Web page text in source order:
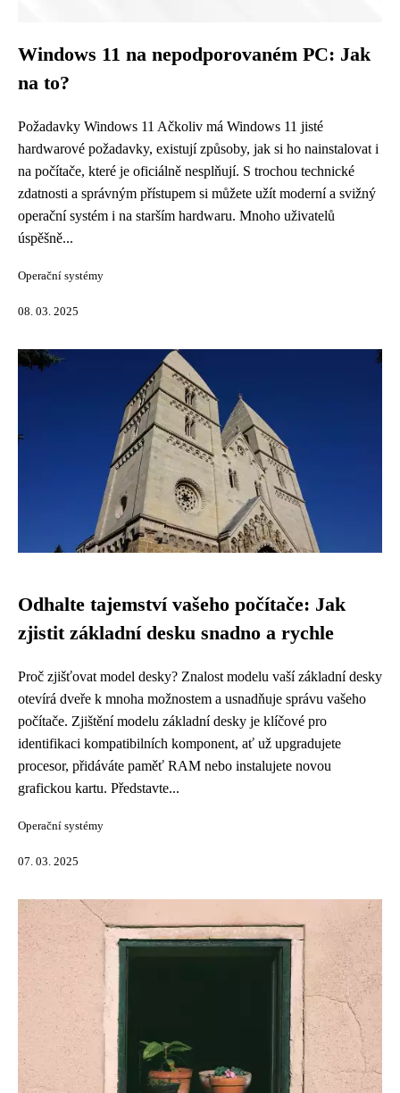
Windows 11 na nepodporovaném PC: Jak
na to?
Požadavky Windows 11 Ačkoliv má Windows 11 jisté
hardwarové požadavky, existují způsoby, jak si ho nainstalovat i
na počítače, které je oficiálně nesplňují. S trochou technické
zdatnosti a správným přístupem si můžete užít moderní a svižný
operační systém i na starším hardwaru. Mnoho uživatelů
úspěšně...
Operační systémy
08. 03. 2025
Odhalte tajemství vašeho počítače: Jak
zjistit základní desku snadno a rychle
Proč zjišťovat model desky? Znalost modelu vaší základní desky
otevírá dveře k mnoha možnostem a usnadňuje správu vašeho
počítače. Zjištění modelu základní desky je klíčové pro
identifikaci kompatibilních komponent, ať už upgradujete
procesor, přidáváte paměť RAM nebo instalujete novou
grafickou kartu. Představte...
Operační systémy
07. 03. 2025